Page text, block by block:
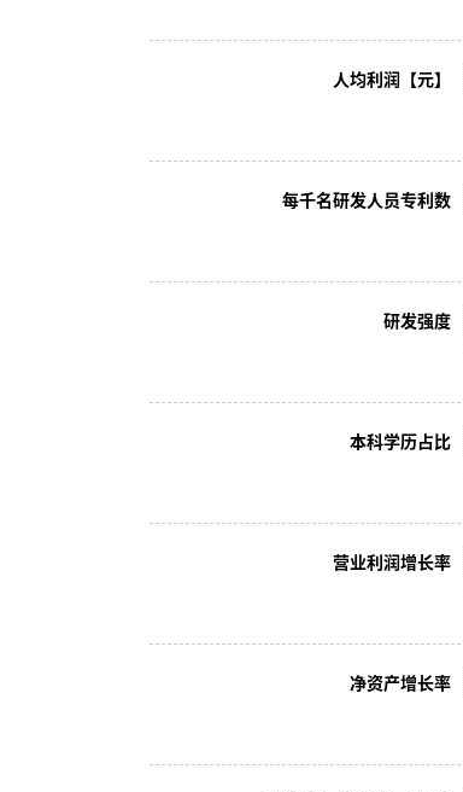
人均利润【元】
每千名研发人员专利数
研发强度
本科学历占比
营业利润增长率
净资产增长率